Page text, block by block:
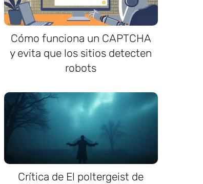
Cómo funciona un CAPTCHA
y evita que los sitios detecten
robots
Crítica de El poltergeist de